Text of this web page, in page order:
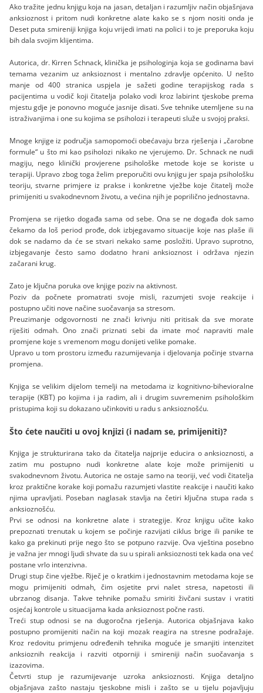
Ako tražite jednu knjigu koja na jasan, detaljan i razumljiv način objašnjava
anksioznost i pritom nudi konkretne alate kako se s njom nositi onda je
Deset puta smireniji knjiga koju vrijedi imati na polici i to je preporuka koju
bih dala svojim klijentima.
Autorica, dr. Kirren Schnack, klinička je psihologinja koja se godinama bavi
temama vezanim uz anksioznost i mentalno zdravlje općenito. U nešto
manje od 400 stranica uspjela je sažeti godine terapijskog rada s
pacijentima u vodič koji čitatelja polako vodi kroz labirint tjeskobe prema
mjestu gdje je ponovno moguće jasnije disati. Sve tehnike utemljene su na
istraživanjima i one su kojima se psiholozi i terapeuti služe u svojoj praksi.
Mnoge knjige iz područja samopomoći obećavaju brza rješenja i „čarobne
formule“ u što mi kao psiholozi nikako ne vjerujemo. Dr. Schnack ne nudi
magiju, nego klinički provjerene psihološke metode koje se koriste u
terapiji. Upravo zbog toga želim preporučiti ovu knjigu jer spaja psihološku
teoriju, stvarne primjere iz prakse i konkretne vježbe koje čitatelj može
primijeniti u svakodnevnom životu, a većina njih je poprilično jednostavna.
Promjena se rijetko događa sama od sebe. Ona se ne događa dok samo
čekamo da loš period prođe, dok izbjegavamo situacije koje nas plaše ili
dok se nadamo da će se stvari nekako same posložiti. Upravo suprotno,
izbjegavanje često samo dodatno hrani anksioznost i održava njezin
začarani krug.
Zato je ključna poruka ove knjige poziv na aktivnost.
Poziv da počnete promatrati svoje misli, razumjeti svoje reakcije i
postupno učiti nove načine suočavanja sa stresom.
Preuzimanje odgovornosti ne znači krivnju niti pritisak da sve morate
riješiti odmah. Ono znači priznati sebi da imate moć napraviti male
promjene koje s vremenom mogu donijeti velike pomake.
Upravo u tom prostoru između razumijevanja i djelovanja počinje stvarna
promjena.
Knjiga se velikim dijelom temelji na metodama iz kognitivno-bihevioralne
terapije (KBT) po kojima i ja radim, ali i drugim suvremenim psihološkim
pristupima koji su dokazano učinkoviti u radu s anksioznošću.
Što ćete naučiti u ovoj knjizi (i nadam se, primijeniti)?
Knjiga je strukturirana tako da čitatelja najprije educira o anksioznosti, a
zatim mu postupno nudi konkretne alate koje može primijeniti u
svakodnevnom životu. Autorica ne ostaje samo na teoriji, već vodi čitatelja
kroz praktične korake koji pomažu razumjeti vlastite reakcije i naučiti kako
njima upravljati. Poseban naglasak stavlja na četiri ključna stupa rada s
anksioznošću.
Prvi se odnosi na konkretne alate i strategije. Kroz knjigu učite kako
prepoznati trenutak u kojem se počinje razvijati ciklus brige ili panike te
kako ga prekinuti prije nego što se potpuno razvije. Ova vještina posebno
je važna jer mnogi ljudi shvate da su u spirali anksioznosti tek kada ona već
postane vrlo intenzivna.
Drugi stup čine vježbe. Riječ je o kratkim i jednostavnim metodama koje se
mogu primijeniti odmah, čim osjetite prvi nalet stresa, napetosti ili
ubrzanog disanja. Takve tehnike pomažu smiriti živčani sustav i vratiti
osjećaj kontrole u situacijama kada anksioznost počne rasti.
Treći stup odnosi se na dugoročna rješenja. Autorica objašnjava kako
postupno promijeniti način na koji mozak reagira na stresne podražaje.
Kroz redovitu primjenu određenih tehnika moguće je smanjiti intenzitet
anksioznih reakcija i razviti otporniji i smireniji način suočavanja s
izazovima.
Četvrti stup je razumijevanje uzroka anksioznosti. Knjiga detaljno
objašnjava zašto nastaju tjeskobne misli i zašto se u tijelu pojavljuju